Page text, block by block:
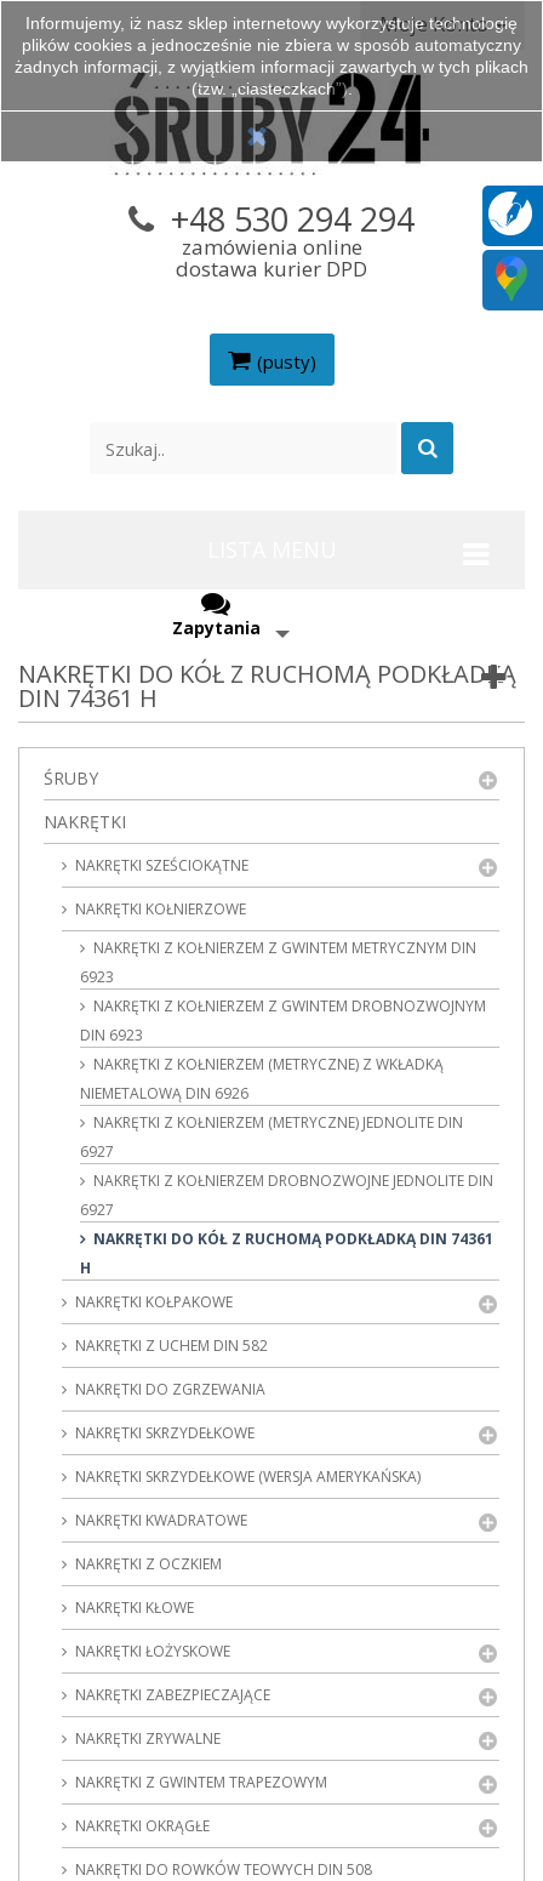
Moje Konto
(pusty)
+48 530 294 294
zamówienia online
dostawa kurier DPD
Zapytania
NAKRĘTKI DO KÓŁ Z RUCHOMĄ PODKŁADKĄ
DIN 74361 H
ŚRUBY
NAKRĘTKI
NAKRĘTKI SZEŚCIOKĄTNE
NAKRĘTKI KOŁNIERZOWE
NAKRĘTKI Z KOŁNIERZEM Z GWINTEM METRYCZNYM DIN
6923
NAKRĘTKI Z KOŁNIERZEM Z GWINTEM DROBNOZWOJNYM
DIN 6923
NAKRĘTKI Z KOŁNIERZEM (METRYCZNE) Z WKŁADKĄ
NIEMETALOWĄ DIN 6926
NAKRĘTKI Z KOŁNIERZEM (METRYCZNE) JEDNOLITE DIN
6927
NAKRĘTKI Z KOŁNIERZEM DROBNOZWOJNE JEDNOLITE DIN
6927
NAKRĘTKI DO KÓŁ Z RUCHOMĄ PODKŁADKĄ DIN 74361
H
NAKRĘTKI KOŁPAKOWE
NAKRĘTKI Z UCHEM DIN 582
NAKRĘTKI DO ZGRZEWANIA
NAKRĘTKI SKRZYDEŁKOWE
NAKRĘTKI SKRZYDEŁKOWE (WERSJA AMERYKAŃSKA)
NAKRĘTKI KWADRATOWE
NAKRĘTKI Z OCZKIEM
NAKRĘTKI KŁOWE
NAKRĘTKI ŁOŻYSKOWE
NAKRĘTKI ZABEZPIECZAJĄCE
NAKRĘTKI ZRYWALNE
NAKRĘTKI Z GWINTEM TRAPEZOWYM
NAKRĘTKI OKRĄGŁE
NAKRĘTKI DO ROWKÓW TEOWYCH DIN 508
Informujemy, iż nasz sklep internetowy wykorzystuje technologię
plików cookies a jednocześnie nie zbiera w sposób automatyczny
żadnych informacji, z wyjątkiem informacji zawartych w tych plikach
(tzw. „ciasteczkach”).